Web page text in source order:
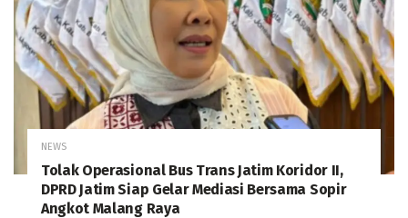
NEWS
Tolak Operasional Bus Trans Jatim Koridor II,
DPRD Jatim Siap Gelar Mediasi Bersama Sopir
Angkot Malang Raya